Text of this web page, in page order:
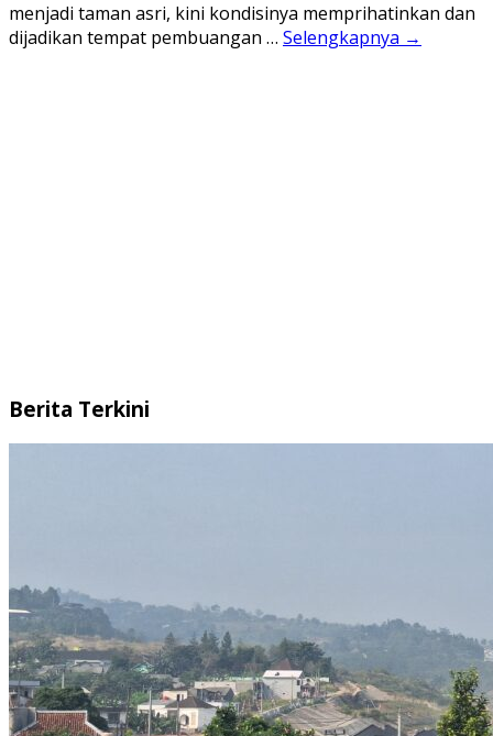
menjadi taman asri, kini kondisinya memprihatinkan dan
dijadikan tempat pembuangan … Selengkapnya →
Berita Terkini